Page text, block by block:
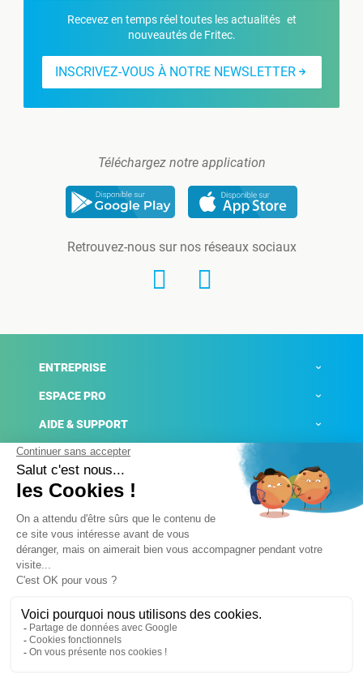
Recevez en temps réel toutes les actualités et
nouveautés de Fritec.
INSCRIVEZ-VOUS À NOTRE NEWSLETTER
Téléchargez notre application
Retrouvez-nous sur nos réseaux sociaux
ENTREPRISE
ESPACE PRO
AIDE & SUPPORT
ACTUALITÉS
Mentions légales
Conditions générales de ventes
Plateforme de signalement